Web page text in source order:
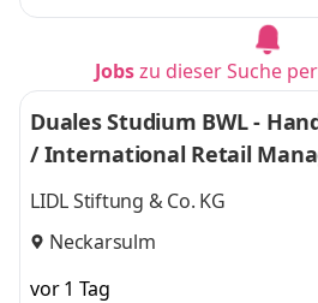
Jobszu dieser Suche
Duales Studium BWL -
/ International Retail
LIDL Stiftung & Co. KG
Neckarsulm
vor 1 Tag